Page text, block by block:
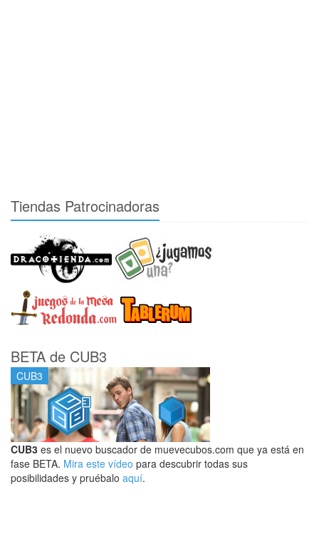
Tiendas Patrocinadoras
BETA de CUB3
CUB3
CUB3 es el nuevo buscador de muevecubos.com que ya está en
fase BETA. Mira este vídeo para descubrir todas sus
posibilidades y pruébalo aquí.